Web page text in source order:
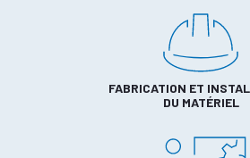
FABRICATION ET
DU MATÉRIEL